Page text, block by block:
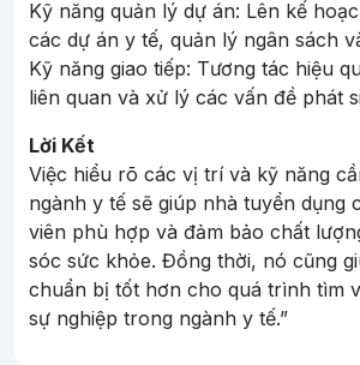
Kỹ năng quản lý dự án: Lên kế
các dự án y tế, quản lý ngân sách
Kỹ năng giao tiếp: Tương tác hiệu
liên quan và xử lý các vấn đề phát
Lời Kết
Việc hiểu rõ các vị trí và kỹ năng
ngành y tế sẽ giúp nhà tuyển dụng
viên phù hợp và đảm bảo chất
sóc sức khỏe. Đồng thời, nó cũng
chuẩn bị tốt hơn cho quá trình tìm
sự nghiệp trong ngành y tế.”